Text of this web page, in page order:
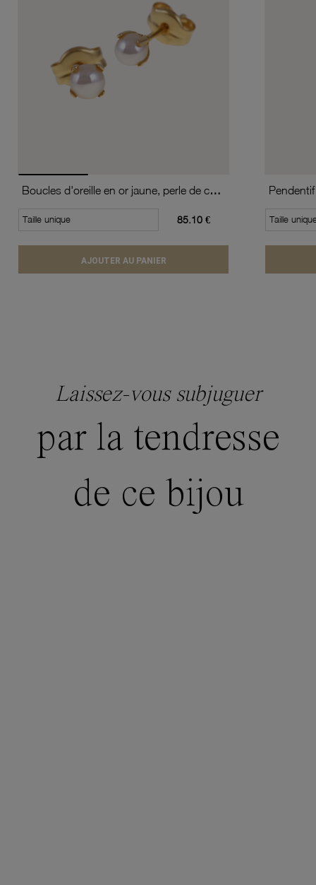
Boucles d'oreille en or jaune, perle de culture
Taille unique 85.10 €
AJOUTER AU PANIER
Taille
Laissez-vous subjuguer
par la tendresse
de ce bijou